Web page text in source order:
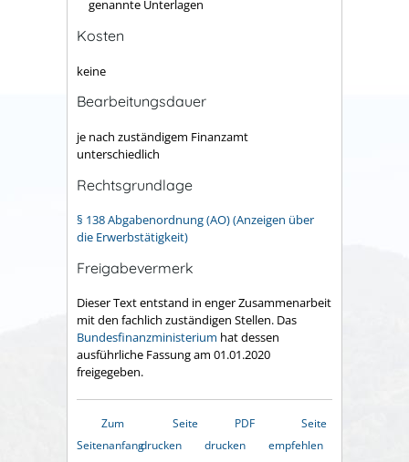
genannte Unterlagen
Kosten
keine
Bearbeitungsdauer
je nach zuständigem Finanzamt
unterschiedlich
Rechtsgrundlage
§ 138 Abgabenordnung (AO) (Anzeigen über
die Erwerbstätigkeit)
Freigabevermerk
Dieser Text entstand in enger Zusammenarbeit
mit den fachlich zuständigen Stellen. Das
Bundesfinanzministerium hat dessen
ausführliche Fassung am 01.01.2020
freigegeben.
Zum
Seitenanfang
Seite
drucken
PDF
drucken
Seite
empfehlen